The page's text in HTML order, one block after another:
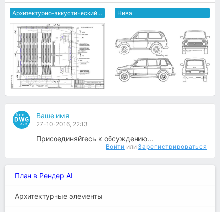
Архитектурно-аккустический проект конференц зала Нива
Ваше имя
27-10-2016, 22:13
Присоединяйтесь к обсуждению...
Войти или Зарегистрироваться
План в Рендер AI
Архитектурные элементы